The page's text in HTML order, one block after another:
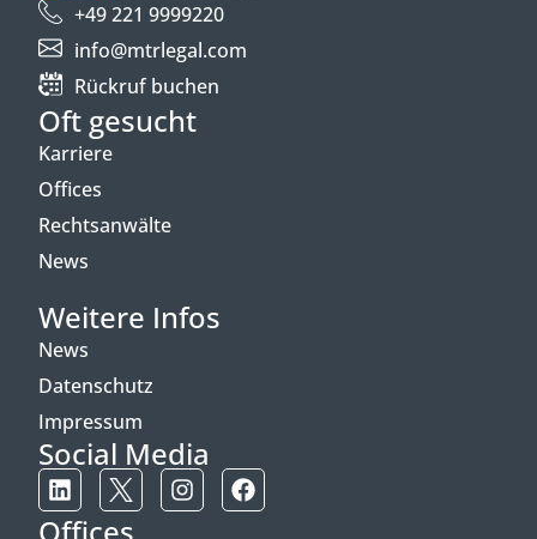
+49 221 9999220
info@mtrlegal.com
Rückruf buchen
Oft gesucht
Karriere
Offices
Rechtsanwälte
News
Weitere Infos
News
Datenschutz
Impressum
Social Media
Offices